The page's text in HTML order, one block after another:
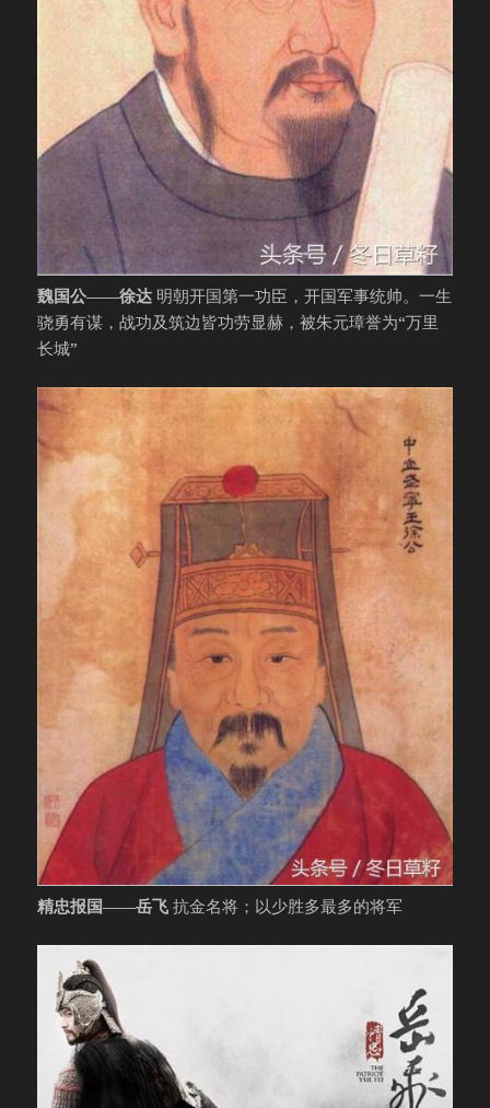
魏国公——徐达 明朝开国第一功臣，开国军事统帅。一生
骁勇有谋，战功及筑边皆功劳显赫，被朱元璋誉为“万里
长城”
精忠报国——岳飞 抗金名将；以少胜多最多的将军